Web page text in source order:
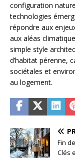
configuration
technologies
répondre aux
aux aléas
simple style
d’habitat pérenne,
sociétales et
au logement.
Fin
Clés